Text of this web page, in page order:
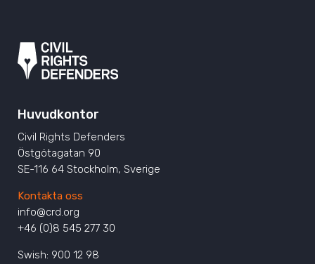
Huvudkontor
Civil Rights Defenders
Östgötagatan 90
SE-116 64 Stockholm, Sverige
Kontakta oss
info@crd.org
+46 (0)8 545 277 30
Swish: 900 12 98